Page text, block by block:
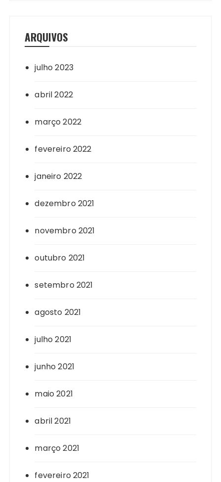
ARQUIVOS
julho 2023
abril 2022
março 2022
fevereiro 2022
janeiro 2022
dezembro 2021
novembro 2021
outubro 2021
setembro 2021
agosto 2021
julho 2021
junho 2021
maio 2021
abril 2021
março 2021
fevereiro 2021